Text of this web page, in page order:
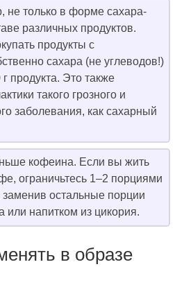
не только в форме сахара-
различных продуктов.
продукты с
сахара (не углеводов!)
продукта. Это также
такого грозного и
заболевания, как сахарный
кофеина. Если вы жить
ограничьтесь 1–2 порциями
заменив остальные порции
или напитком из цикория.
в образе